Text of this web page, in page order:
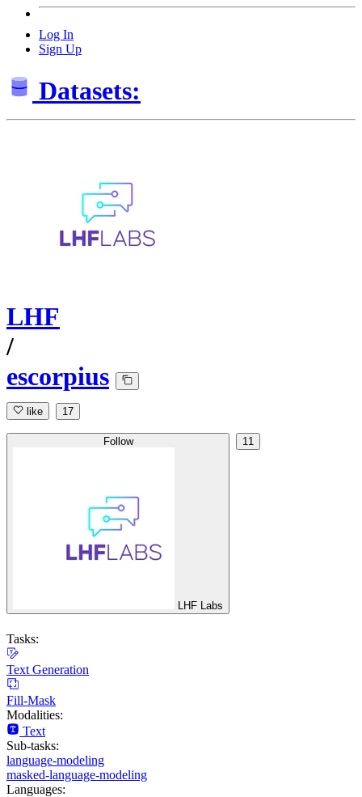
Log In
Sign Up
Datasets:
LHF
/
escorpius
like 17
Follow
LHF Labs
11
Tasks:
Text Generation
Fill-Mask
Modalities:
Text
Sub-tasks:
language-modeling
masked-language-modeling
Languages: